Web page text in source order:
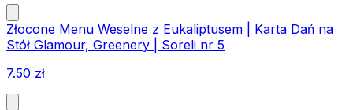
Złocone Menu Weselne z Eukaliptusem | Karta Dań na
Stół Glamour, Greenery | Soreli nr 5
7.50 zł